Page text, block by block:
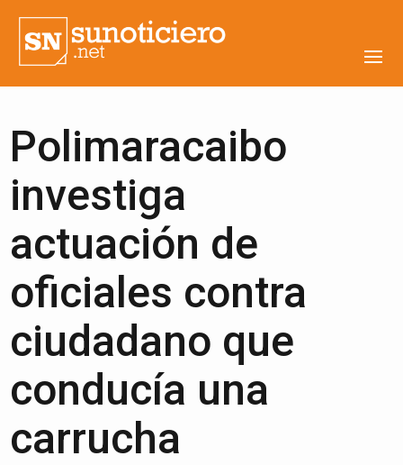
Polimaracaibo
investiga
actuación de
oficiales contra
ciudadano que
conducía una
carrucha